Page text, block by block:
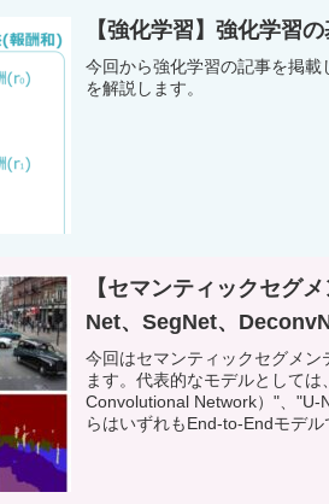
【強化学習】強化学習
今回から強化学習の記事を掲
を解説します。
【セマンティックセグ
Net、SegNet、
今回はセマンティックセグメ
ます。代表的なモデルとして
Convolutional Network）"、"U-
らはいずれもEnd-to-Endモデ